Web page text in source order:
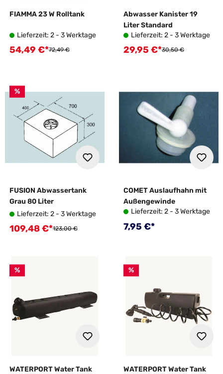
FIAMMA 23 W Rolltank
Lieferzeit: 2 - 3 Werktage
Verkaufspreis:
54,49 €*Regulärer Preis:
72,49 €
Abwasser Kanister 19
Liter Standard
Lieferzeit: 2 - 3 Werktage
Verkaufspreis:
29,95 €*Regulärer Preis:
30,50 €
%
FUSION Abwassertank
Grau 80 Liter
Lieferzeit: 2 - 3 Werktage
Verkaufspreis:
109,48 €*Regulärer Preis:
123,00 €
COMET Auslaufhahn mit
Außengewinde
Lieferzeit: 2 - 3 Werktage
Regulärer Preis:
7,95 €*
%
WATERPORT Water Tank
%
WATERPORT Water Tank